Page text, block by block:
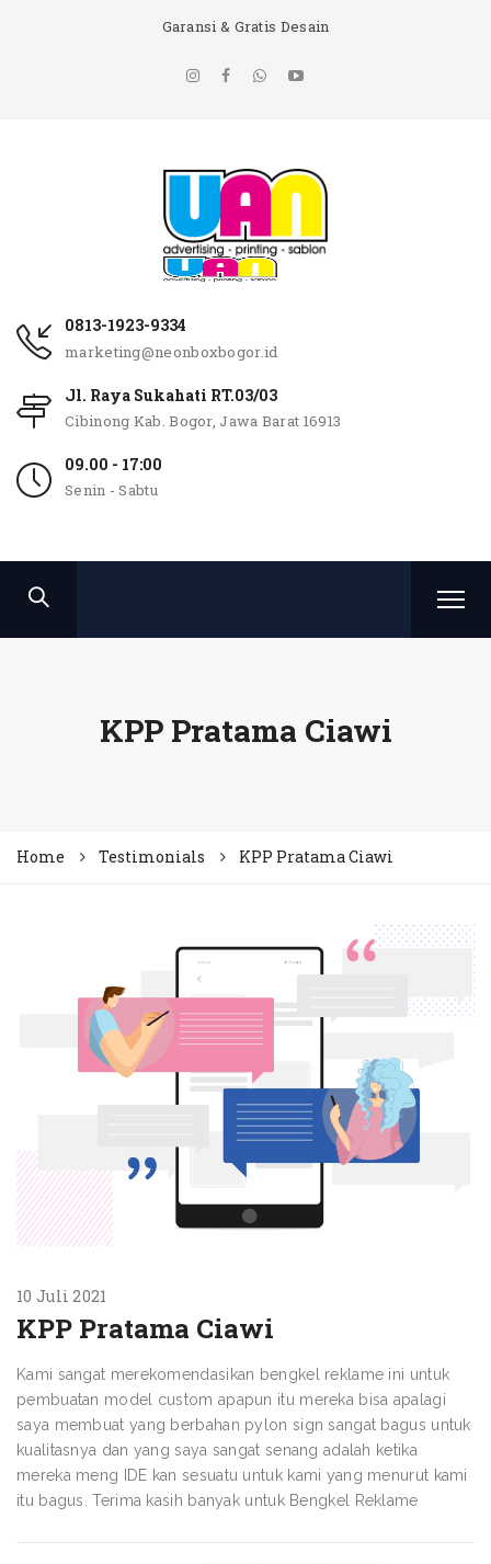
Garansi & Gratis Desain
0813-1923-9334
marketing@neonboxbogor.id
Jl. Raya Sukahati RT.03/03
Cibinong Kab. Bogor, Jawa Barat 16913
09.00 - 17:00
Senin - Sabtu
KPP Pratama Ciawi
Home Testimonials KPP Pratama Ciawi
10 Juli 2021
KPP Pratama Ciawi
Kami sangat merekomendasikan bengkel reklame ini untuk
pembuatan model custom apapun itu mereka bisa apalagi
saya membuat yang berbahan pylon sign sangat bagus untuk
kualitasnya dan yang saya sangat senang adalah ketika
mereka meng IDE kan sesuatu untuk kami yang menurut kami
itu bagus. Terima kasih banyak untuk Bengkel Reklame